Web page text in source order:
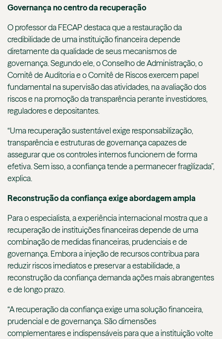
Governança no centro da recuperação
O professor da FECAP destaca que a restauração da
credibilidade de uma instituição financeira depende
diretamente da qualidade de seus mecanismos de
governança. Segundo ele, o Conselho de Administração, o
Comitê de Auditoria e o Comitê de Riscos exercem papel
fundamental na supervisão das atividades, na avaliação dos
riscos e na promoção da transparência perante investidores,
reguladores e depositantes.
“Uma recuperação sustentável exige responsabilização,
transparência e estruturas de governança capazes de
assegurar que os controles internos funcionem de forma
efetiva. Sem isso, a confiança tende a permanecer fragilizada”,
explica.
Reconstrução da confiança exige abordagem ampla
Para o especialista, a experiência internacional mostra que a
recuperação de instituições financeiras depende de uma
combinação de medidas financeiras, prudenciais e de
governança. Embora a injeção de recursos contribua para
reduzir riscos imediatos e preservar a estabilidade, a
reconstrução da confiança demanda ações mais abrangentes
e de longo prazo.
“A recuperação da confiança exige uma solução financeira,
prudencial e de governança. São dimensões
complementares e indispensáveis para que a instituição volte